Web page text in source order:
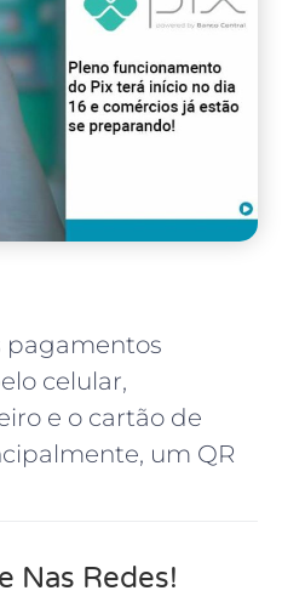
pagamentos
celular,
e o cartão de
um QR
Nas Redes!